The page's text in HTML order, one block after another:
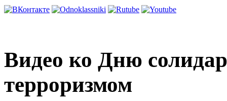
Видео ко Дню
терроризмом